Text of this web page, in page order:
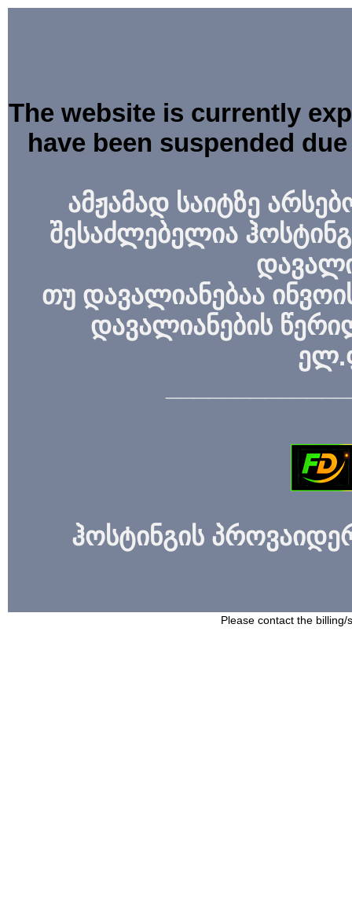
The website is currently
have been suspended
ამჟამად საიტზე
შესაძლებელია
თუ დავალიანებაა
დავალიანების
ჰოსტინგის
Please contact the